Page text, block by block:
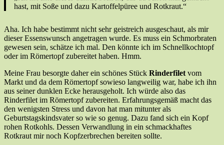
hast, mit Soße und dazu Kartoffelpüree und Rotkraut.“
Aha. Ich habe bestimmt nicht sehr geistreich ausgeschaut, als mir
dieser Essenswunsch angetragen wurde. Es muss ein Schmorbraten
gewesen sein, schätze ich mal. Den könnte ich im Schnellkochtopf
oder im Römertopf zubereitet haben. Hmm.
Meine Frau besorgte daher ein schönes Stück Rinderfilet vom
Markt und da dem Römertopf sowieso langweilig war, habe ich ihn
aus seiner dunklen Ecke herausgeholt. Ich würde also das
Rinderfilet im Römertopf zubereiten. Erfahrungsgemäß macht das
den wenigsten Stress und davon hat man mitunter als
Geburtstagskindsvater so wie so genug. Dazu fand sich ein Kopf
rohen Rotkohls. Dessen Verwandlung in ein schmackhaftes
Rotkraut mir noch Kopfzerbrechen bereiten sollte.